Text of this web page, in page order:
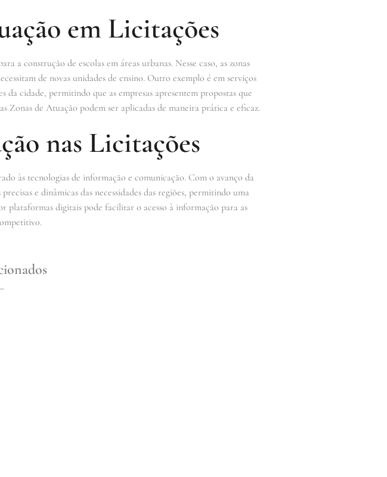
em Licitações
a construção de escolas em áreas urbanas. Nesse caso, as zonas
de novas unidades de ensino. Outro exemplo é em serviços
cidade, permitindo que as empresas apresentem propostas que
Zonas de Atuação podem ser aplicadas de maneira prática e eficaz.
nas Licitações
às tecnologias de informação e comunicação. Com o avanço da
e dinâmicas das necessidades das regiões, permitindo uma
plataformas digitais pode facilitar o acesso à informação para as